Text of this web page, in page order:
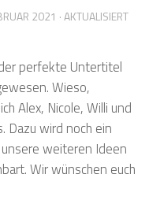
2021 · AKTUALISIERT
perfekte Untertitel
Wieso,
Alex, Nicole, Willi und
Dazu wird noch ein
weiteren Ideen
Wir wünschen euch